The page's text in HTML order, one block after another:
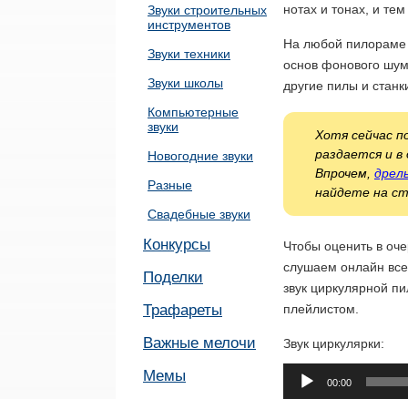
Звуки строительных
инструментов
Звуки техники
Звуки школы
Компьютерные
звуки
Новогодние звуки
Разные
Свадебные звуки
Конкурсы
Поделки
Трафареты
Важные мелочи
Мемы
нотах и тонах, и
На любой пилораме
основ фонового
другие пилы и
Хотя сейчас
раздается и
Впрочем,
найдете на
Чтобы оценить в
слушаем онлайн
звук циркулярной
плейлистом.
Звук циркулярки:
Аудиоплеер
00:00